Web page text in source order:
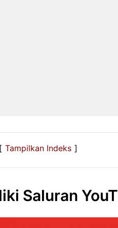
Tampilkan Indeks
Saluran